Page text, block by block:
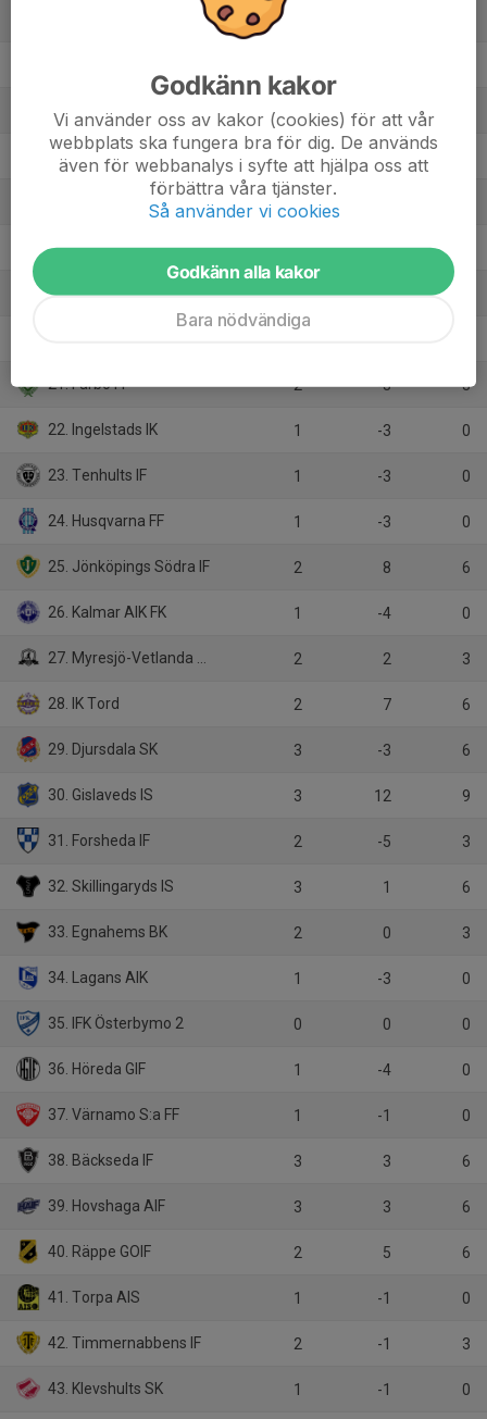
15. Bergkvara AIF
16. Kärda IF
17. Liatorps IF-Eneryda IF
18. Vederslöv-Dänn. IF 1 -2
19. Vrigstads IF 1 -7
21. Fårbo FF 2 -3 3
22. Ingelstads IK 1 -3 0
23. Tenhults IF 1 -3 0
24. Husqvarna FF 1 -3 0
25. Jönköpings Södra IF 2 8 6
26. Kalmar AIK FK 1 -4 0
27. Myresjö-Vetlanda FK 2 2 3
28. IK Tord 2 7 6
29. Djursdala SK 3 -3 6
30. Gislaveds IS 3 12 9
31. Forsheda IF 2 -5 3
32. Skillingaryds IS 3 1 6
33. Egnahems BK 2 0 3
34. Lagans AIK 1 -3 0
35. IFK Österbymo 2 0 0 0
36. Höreda GIF 1 -4 0
37. Värnamo S:a FF 1 -1 0
38. Bäckseda IF 3 3 6
39. Hovshaga AIF 3 3 6
40. Räppe GOIF 2 5 6
41. Torpa AIS 1 -1 0
42. Timmernabbens IF 2 -1 3
43. Klevshults SK 1 -1 0
Godkänn kakor
Vi använder oss av kakor (cookies) för att vår
webbplats ska fungera bra för dig. De används
även för webbanalys i syfte att hjälpa oss att
förbättra våra tjänster.
Så använder vi cookies
Godkänn alla kakor
Bara nödvändiga